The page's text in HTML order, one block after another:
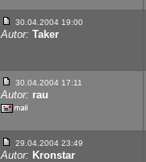
30.04.2004 19:00
Autor: Taker
30.04.2004 17:11
Autor: rau
29.04.2004 23:49
Autor: Kronstar